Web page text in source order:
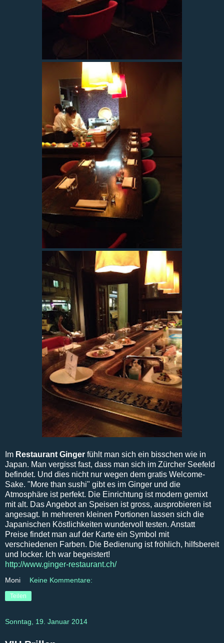
Im Restaurant Ginger fühlt man sich ein bisschen wie in
Japan. Man vergisst fast, dass man sich im Zürcher Seefeld
befindet. Und dies nicht nur wegen dem gratis Welcome-
Sake. "More than sushi" gibt es im Ginger und die
Atmosphäre ist perfekt. Die Einrichtung ist modern gemixt
mit alt. Das Angebot an Speisen ist gross, ausprobieren ist
angesagt. In mehreren kleinen Portionen lassen sich die
Japanischen Köstlichkeiten wundervoll testen. Anstatt
Preise findet man auf der Karte ein Symbol mit
verschiedenen Farben. Die Bedienung ist fröhlich, hilfsbereit
und locker. Ich war begeistert!
http://www.ginger-restaurant.ch/
Moni Keine Kommentare:
Teilen
Sonntag, 19. Januar 2014